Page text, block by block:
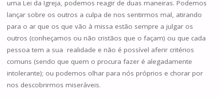
uma Lei da Igreja, podemos reagir de duas maneiras. Podemos
lançar sobre os outros a culpa de nos sentirmos mal, atirando
para o ar que os que vão à missa estão sempre a julgar os
outros (conheçamos ou não cristãos que o façam) ou que cada
pessoa tem a sua realidade e não é possível aferir critérios
comuns (sendo que quem o procura fazer é alegadamente
intolerante); ou podemos olhar para nós próprios e chorar por
nos descobrirmos miseráveis.